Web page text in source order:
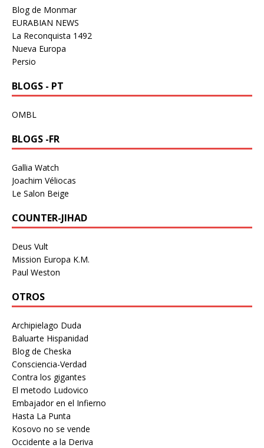
Blog de Monmar
EURABIAN NEWS
La Reconquista 1492
Nueva Europa
Persio
BLOGS - PT
OMBL
BLOGS -FR
Gallia Watch
Joachim Véliocas
Le Salon Beige
COUNTER-JIHAD
Deus Vult
Mission Europa K.M.
Paul Weston
OTROS
Archipielago Duda
Baluarte Hispanidad
Blog de Cheska
Consciencia-Verdad
Contra los gigantes
El metodo Ludovico
Embajador en el Infierno
Hasta La Punta
Kosovo no se vende
Occidente a la Deriva